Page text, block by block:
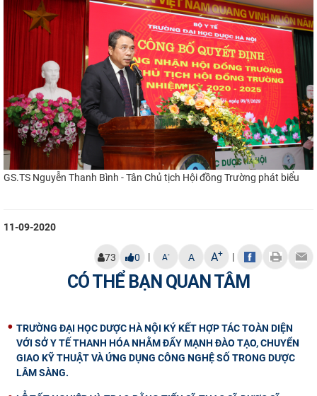
GS.TS Nguyễn Thanh Bình - Tân Chủ tịch Hội đồng Trường phát biểu
11-09-2020
73 0 | A- A A+ |
CÓ THỂ BẠN QUAN TÂM
TRƯỜNG ĐẠI HỌC DƯỢC HÀ NỘI KÝ KẾT HỢP TÁC TOÀN DIỆN
VỚI SỞ Y TẾ THANH HÓA NHẰM ĐẨY MẠNH ĐÀO TẠO, CHUYỂN
GIAO KỸ THUẬT VÀ ỨNG DỤNG CÔNG NGHỆ SỐ TRONG DƯỢC
LÂM SÀNG.